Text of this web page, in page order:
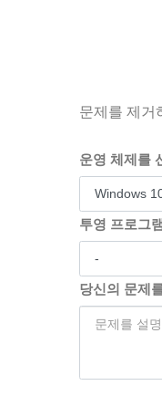
문제를 제거
운영 체제를
투영 프로그
당신의 문제